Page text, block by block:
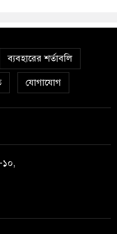
ব্যবহারের শর্তাবলি
যোগাযোগ
১০,